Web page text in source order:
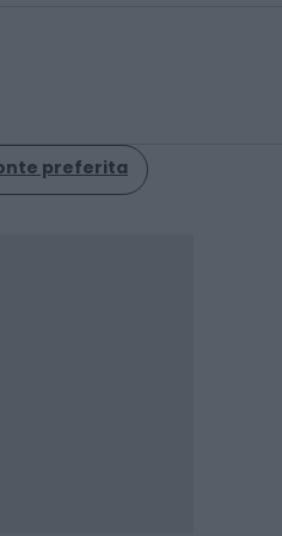
preferita